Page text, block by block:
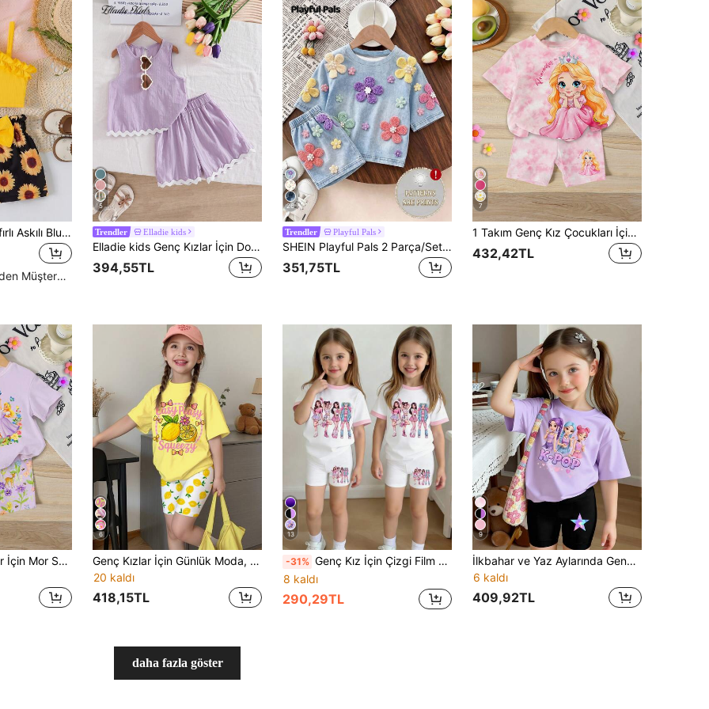
Genç Kızlar İçin Fırfırlı Askılı Bluz + Ayçiçeği Desenli Fiyonklu Şort 2 Parça Takım
Yüksek Tekrar Eden Müşteriler
5
Trendler Elladie kids
Elladie kids Genç Kızlar İçin Dokulu Kumaş Kontrast Etek Uçlu Kolsuz Üst & Günlük Şort Takımı, Yazlık Mor İki Parça Kombin, Şirin Koordinat Kıyafet
394,55TL
26
Trendler Playful Pals
SHEIN Playful Pals 2 Parça/Set Kız Çocuk Yazlık Yeni Yumuşak Kumaş Yuvarlak Yaka Kısa Kollu Tişört ve Lastikli Bel Bol Şort, Sade Çok Yönlü Moda Yazlık Kombin
351,75TL
7
1 Takım Genç Kız Çocukları İçin Günlük Şık Çizgi Film Prenses Tacı Batik Baskılı Yuvarlak Yaka Kısa Kollu Tişört ve Örgü Dar Şort Takımı, Kız Çocukları İçin Rahat Tişört Takımı, Açık Pembe Günlük Kıyafet, Yazlık Kıyafetler Gezinti, Boş Zaman, Festival, Doğum Günü ve Diğer Etkinlikler İçin Uygundur
432,42TL
1 Takım Genç Kızlar İçin Mor Sevimli Tatlı Zarif Çizgi Film Prenses Çiçekli Fiyonk Baskılı Yuvarlak Yaka Kısa Kollu Tişört ve Günlük Rahat İlkbahar/Yaz Tatil Geyik ve Çiçek Baskılı Dar Kesim Bisiklet Şortu Takımı, İlkbahar/Yaz, Günlük Tatil, Sevimli Yazlık Kız Çocuk Kıyafeti, Kore Tarzı, Yazlık Dış Giyim, Kız Çocuk Yazlık Giysileri İçin Uygundur
6
Genç Kızlar İçin Günlük Moda, Yaratıcı Kişilik, Taze Minimalist Yaz Meyvesi Limon Kurdele Baskılı Krem Sarı Yuvarlak Yaka Kısa Kollu Tişört ve Tayt Takımı, İlkbahar ve Yaz Ayları İçin Uygundur
20 kaldı
418,15TL
13
-31% Genç Kız İçin Çizgi Film Baskılı Yuvarlak Yaka Kısa Kollu Tişört ve Şort, Günlük Rahat Kombin
8 kaldı
290,29TL
9
İlkbahar ve Yaz Aylarında Genç Kızlar İçin Günlük Moda, Yaratıcı, Kişiselleştirilmiş, Ferahlatıcı, Sevimli, Minimalist, Havalı, Sanal Kız Grubu Tarzı, Renkli Pentagram, Kalp, Çiçek, Yıldız, Harf Grafik Baskılı, Günlük Temel Kısa Tişört ve Bisiklet Şortu Takımı, İlkbahar, Yaz ve Sonbahar İçin Uygun Rahat Kıyafet
6 kaldı
409,92TL
daha fazla göster